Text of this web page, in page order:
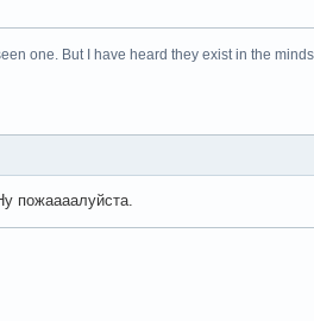
one. But I have heard they exist in the
пожаааалуйста.